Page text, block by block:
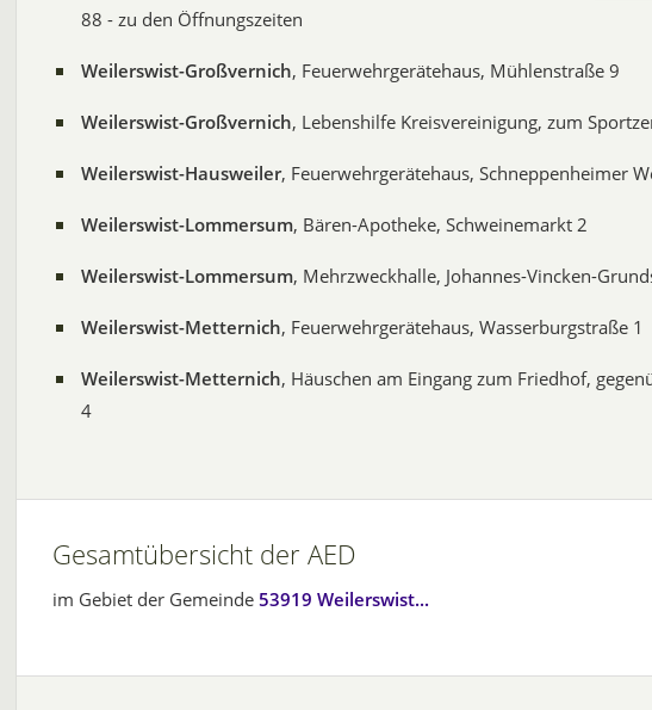
88 - zu den Öffnungszeiten
Weilerswist-Großvernich, Feuerwehrgerätehaus, Mühlenstraße 9
Weilerswist-Großvernich, Lebenshilfe Kreisvereinigung, zum
Weilerswist-Hausweiler, Feuerwehrgerätehaus, Schneppenheimer
Weilerswist-Lommersum, Bären-Apotheke, Schweinemarkt 2
Weilerswist-Lommersum, Mehrzweckhalle, Johannes-Vincken-
Weilerswist-Metternich, Feuerwehrgerätehaus, Wasserburgstraße 1
Weilerswist-Metternich, Häuschen am Eingang zum Friedhof,
4
Gesamtübersicht der AED
im Gebiet der Gemeinde 53919 Weilerswist...